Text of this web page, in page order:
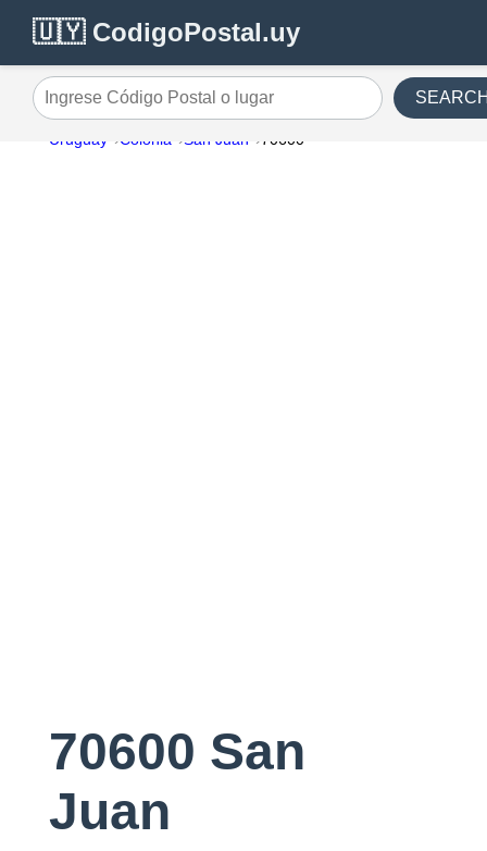
🇺🇾 CodigoPostal.uy
Ingrese Código Postal o lugar
Uruguay Colonia San Juan 70600
70600 San
Juan